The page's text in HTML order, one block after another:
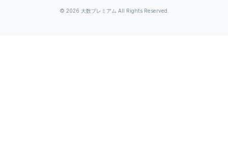
© 2026 大数プレミアム All Rights Reserved.